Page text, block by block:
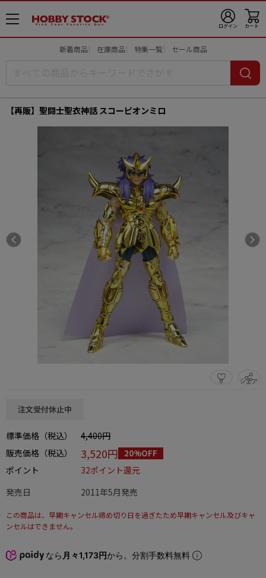
メ
ニ
ログイン カート
新着商品 在庫商品 特集一覧 セール商品
【再販】聖闘士聖衣神話 スコーピオンミロ
0 シェア
この商品をシェアする
注文受付休止中
標準価格（税込）
4,400円
販売価格（税込）
3,520円 20%OFF
ポイント
32ポイント還元
発売日
2011年5月発売
この商品は、早期キャンセル締め切り日を過ぎたため早期キャンセル及びキャ
ンセルはできません。
なら 月々1,173円から。分割手数料無料